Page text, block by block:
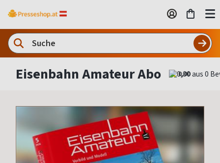
Eisenbahn Amateur Abo 0,00